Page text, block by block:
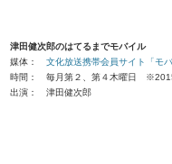
津田健次郎のはてるまでモバイル
媒体： 文化放送携帯会員サイト「モ
時間： 毎月第２、第４木曜日
出演： 津田健次郎